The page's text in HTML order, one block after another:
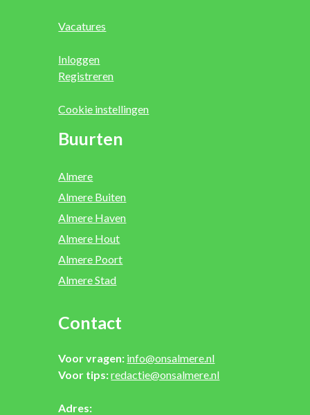
Vacatures
Inloggen
Registreren
Cookie instellingen
Buurten
Almere
Almere Buiten
Almere Haven
Almere Hout
Almere Poort
Almere Stad
Contact
Voor vragen: info@onsalmere.nl
Voor tips:redactie@onsalmere.nl
Adres: